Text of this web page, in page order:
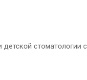
стоматологии с